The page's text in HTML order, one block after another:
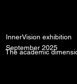
InnerVision exhibition
September 2025
The academic